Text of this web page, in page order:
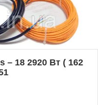
– 18 2920 Вт ( 162